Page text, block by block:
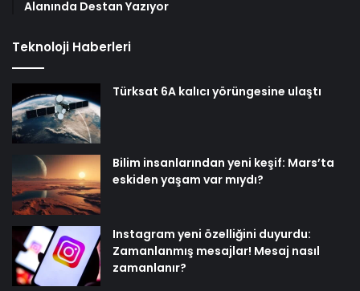
Alanında Destan Yazıyor
Teknoloji Haberleri
Türksat 6A kalıcı yörüngesine ulaştı
Bilim insanlarından yeni keşif: Mars’ta
eskiden yaşam var mıydı?
Instagram yeni özelliğini duyurdu:
Zamanlanmış mesajlar! Mesaj nasıl
zamanlanır?